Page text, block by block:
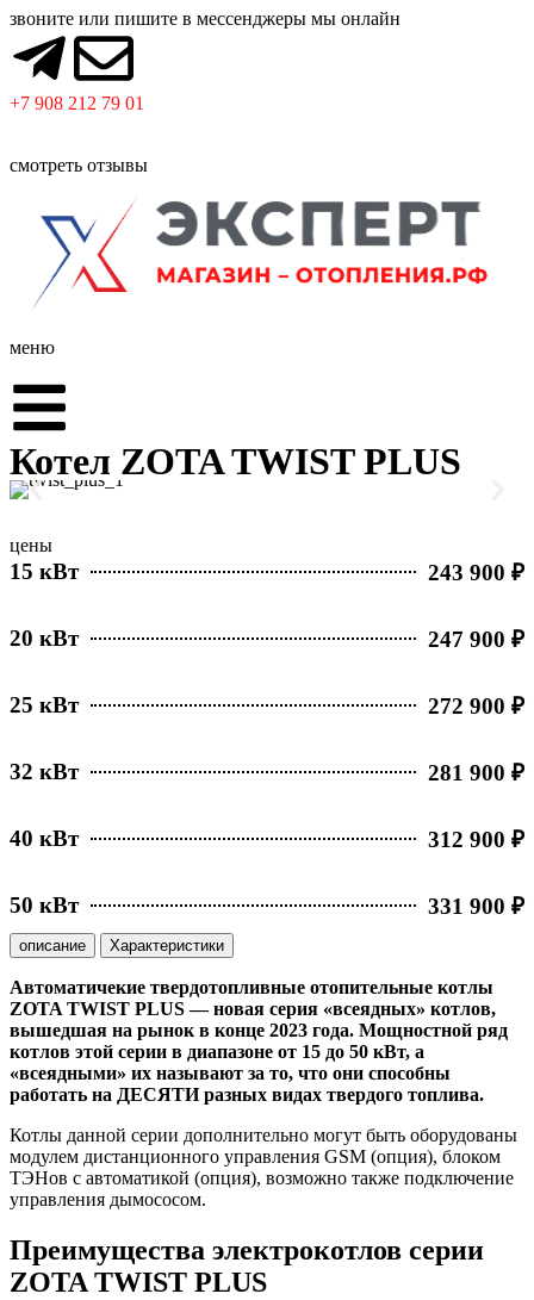
звоните или пишите в мессенджеры мы онлайн
+7 908 212 79 01
смотреть отзывы
меню
Котел ZOTA TWIST PLUS
цены
15 кВт 243 900 ₽
20 кВт 247 900 ₽
25 кВт 272 900 ₽
32 кВт 281 900 ₽
40 кВт 312 900 ₽
50 кВт 331 900 ₽
описание Характеристики
Автоматичекие твердотопливные отопительные котлы
ZOTA TWIST PLUS — новая серия «всеядных» котлов,
вышедшая на рынок в конце 2023 года. Мощностной ряд
котлов этой серии в диапазоне от 15 до 50 кВт, а
«всеядными» их называют за то, что они способны
работать на ДЕСЯТИ разных видах твердого топлива.
Котлы данной серии дополнительно могут быть оборудованы
модулем дистанционного управления GSM (опция), блоком
ТЭНов с автоматикой (опция), возможно также подключение
управления дымососом.
Преимущества электрокотлов серии
ZOTA TWIST PLUS